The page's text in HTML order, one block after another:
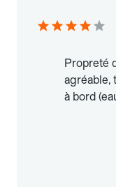
Propreté
agréable,
à bord